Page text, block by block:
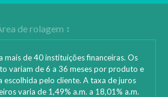
mais de 40 instituições financeiras. Os
variam de 6 a 36 meses por produto e
escolhida pelo cliente. A taxa de juros
varia de 1,49% a.m. a 18,01% a.m.